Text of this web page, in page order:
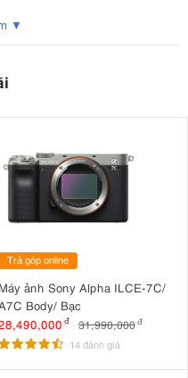
▼
Trả góp online
Máy ảnh Sony Alpha ILCE-7C/
Body/ Bạc
đ 31,990,000 đ
14 đánh giá